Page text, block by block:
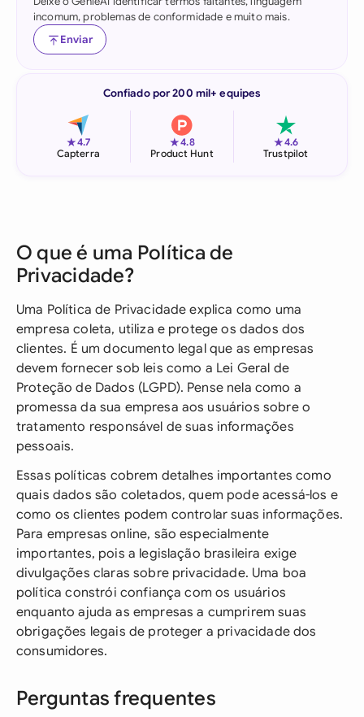
incomum, problemas de conformidade e muito mais.
Enviar
Confiado por 200 mil+ equipes
★4.7
Capterra
★4.8
Product Hunt
★4.6
Trustpilot
O que é uma Política de
Privacidade?
Uma Política de Privacidade explica como uma
empresa coleta, utiliza e protege os dados dos
clientes. É um documento legal que as empresas
devem fornecer sob leis como a Lei Geral de
Proteção de Dados (LGPD). Pense nela como a
promessa da sua empresa aos usuários sobre o
tratamento responsável de suas informações
pessoais.
Essas políticas cobrem detalhes importantes como
quais dados são coletados, quem pode acessá-los e
como os clientes podem controlar suas informações.
Para empresas online, são especialmente
importantes, pois a legislação brasileira exige
divulgações claras sobre privacidade. Uma boa
política constrói confiança com os usuários
enquanto ajuda as empresas a cumprirem suas
obrigações legais de proteger a privacidade dos
consumidores.
Perguntas frequentes